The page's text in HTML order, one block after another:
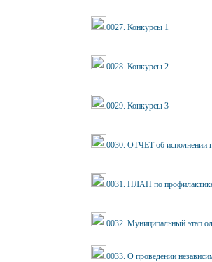
0027. Конкурсы 1
0028. Конкурсы 2
0029. Конкурсы 3
0030. ОТЧЕТ об исполнении
0031. ПЛАН по профилактике
0032. Муниципальный этап
0033. О проведении